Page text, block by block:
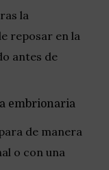
la
reposar en la
antes de
embrionaria
de manera
o con una